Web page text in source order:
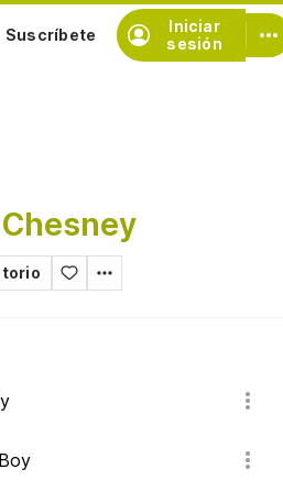
Iniciar
sesión
Suscríbete